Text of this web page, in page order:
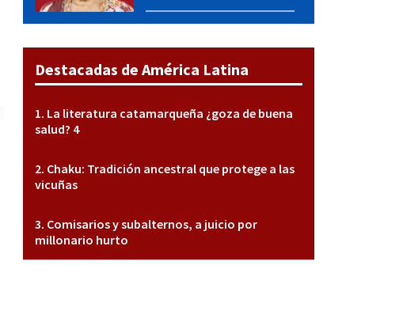
Destacadas de América Latina
La literatura catamarqueña ¿goza de buena
salud? 4
Chaku: Tradición ancestral que protege a las
vicuñas
Comisarios y subalternos, a juicio por
millonario hurto